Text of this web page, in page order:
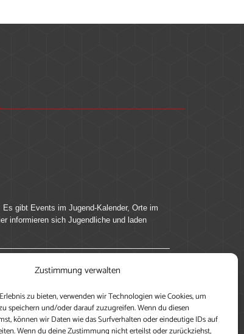
Zustimmung verwalten
zu bieten, verwenden wir Technologien wie Cookies, um
speichern und/oder darauf zuzugreifen. Wenn du diesen
können wir Daten wie das Surfverhalten oder eindeutige IDs auf
Wenn du deine Zustimmung nicht erteilst oder zurückziehst,
gibt Events im Jugend-Kalender, Orte im
informieren sich Jugendliche und laden
deine Perspektive und veröffentliche
zu können, ein Profil anzulegen, eigene